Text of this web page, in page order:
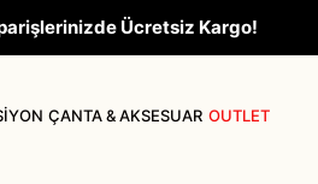
Ücretsiz Kargo!
ÇANTA & AKSESUAR OUTLET